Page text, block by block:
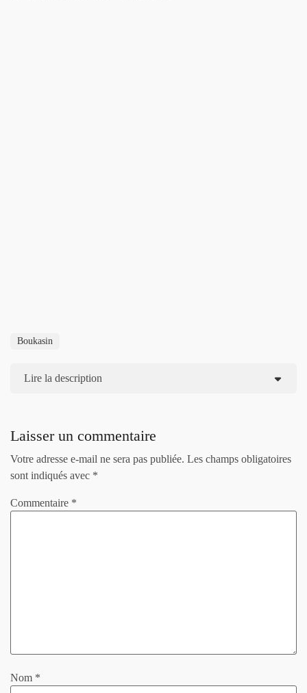
Boukasin
Lire la description
Laisser un commentaire
Votre adresse e-mail ne sera pas publiée. Les champs obligatoires
sont indiqués avec *
Commentaire *
Nom *